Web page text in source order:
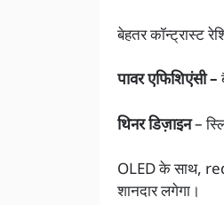
बेहतर कॉन्ट्रास्ट
पावर एफिशिएंसी –
थिनर डिज़ाइन–
OLED के साथ,
शानदार लगेगा।